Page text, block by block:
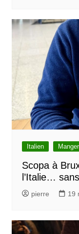
Italien Manger
Scopa à
l’Italie…
pierre 19